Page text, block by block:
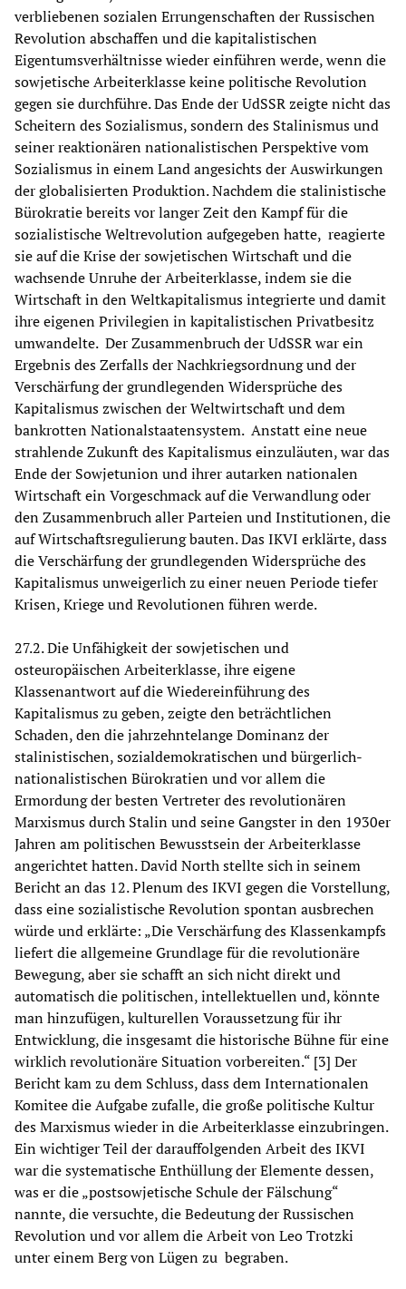
verbliebenen sozialen Errungenschaften der Russischen
Revolution abschaffen und die kapitalistischen
Eigentumsverhältnisse wieder einführen werde, wenn die
sowjetische Arbeiterklasse keine politische Revolution
gegen sie durchführe. Das Ende der UdSSR zeigte nicht das
Scheitern des Sozialismus, sondern des Stalinismus und
seiner reaktionären nationalistischen Perspektive vom
Sozialismus in einem Land angesichts der Auswirkungen
der globalisierten Produktion. Nachdem die stalinistische
Bürokratie bereits vor langer Zeit den Kampf für die
sozialistische Weltrevolution aufgegeben hatte, reagierte
sie auf die Krise der sowjetischen Wirtschaft und die
wachsende Unruhe der Arbeiterklasse, indem sie die
Wirtschaft in den Weltkapitalismus integrierte und damit
ihre eigenen Privilegien in kapitalistischen Privatbesitz
umwandelte. Der Zusammenbruch der UdSSR war ein
Ergebnis des Zerfalls der Nachkriegsordnung und der
Verschärfung der grundlegenden Widersprüche des
Kapitalismus zwischen der Weltwirtschaft und dem
bankrotten Nationalstaatensystem. Anstatt eine neue
strahlende Zukunft des Kapitalismus einzuläuten, war das
Ende der Sowjetunion und ihrer autarken nationalen
Wirtschaft ein Vorgeschmack auf die Verwandlung oder
den Zusammenbruch aller Parteien und Institutionen, die
auf Wirtschaftsregulierung bauten. Das IKVI erklärte, dass
die Verschärfung der grundlegenden Widersprüche des
Kapitalismus unweigerlich zu einer neuen Periode tiefer
Krisen, Kriege und Revolutionen führen werde.
27.2. Die Unfähigkeit der sowjetischen und
osteuropäischen Arbeiterklasse, ihre eigene
Klassenantwort auf die Wiedereinführung des
Kapitalismus zu geben, zeigte den beträchtlichen
Schaden, den die jahrzehntelange Dominanz der
stalinistischen, sozialdemokratischen und bürgerlich-
nationalistischen Bürokratien und vor allem die
Ermordung der besten Vertreter des revolutionären
Marxismus durch Stalin und seine Gangster in den 1930er
Jahren am politischen Bewusstsein der Arbeiterklasse
angerichtet hatten. David North stellte sich in seinem
Bericht an das 12. Plenum des IKVI gegen die Vorstellung,
dass eine sozialistische Revolution spontan ausbrechen
würde und erklärte: „Die Verschärfung des Klassenkampfs
liefert die allgemeine Grundlage für die revolutionäre
Bewegung, aber sie schafft an sich nicht direkt und
automatisch die politischen, intellektuellen und, könnte
man hinzufügen, kulturellen Voraussetzung für ihr
Entwicklung, die insgesamt die historische Bühne für eine
wirklich revolutionäre Situation vorbereiten.“ [3] Der
Bericht kam zu dem Schluss, dass dem Internationalen
Komitee die Aufgabe zufalle, die große politische Kultur
des Marxismus wieder in die Arbeiterklasse einzubringen.
Ein wichtiger Teil der darauffolgenden Arbeit des IKVI
war die systematische Enthüllung der Elemente dessen,
was er die „postsowjetische Schule der Fälschung“
nannte, die versuchte, die Bedeutung der Russischen
Revolution und vor allem die Arbeit von Leo Trotzki
unter einem Berg von Lügen zu begraben.